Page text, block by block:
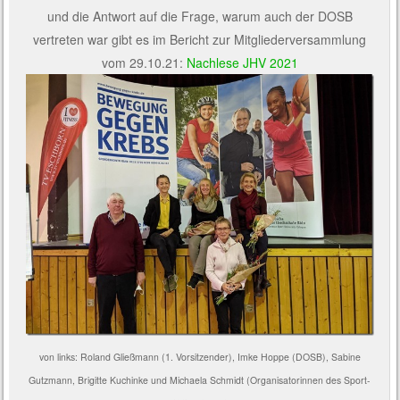
und die Antwort auf die Frage, warum auch der DOSB
vertreten war gibt es im Bericht zur Mitgliederversammlung
vom 29.10.21: Nachlese JHV 2021
von links: Roland Gließmann (1. Vorsitzender), Imke Hoppe (DOSB), Sabine
Gutzmann, Brigitte Kuchinke und Michaela Schmidt (Organisatorinnen des Sport-